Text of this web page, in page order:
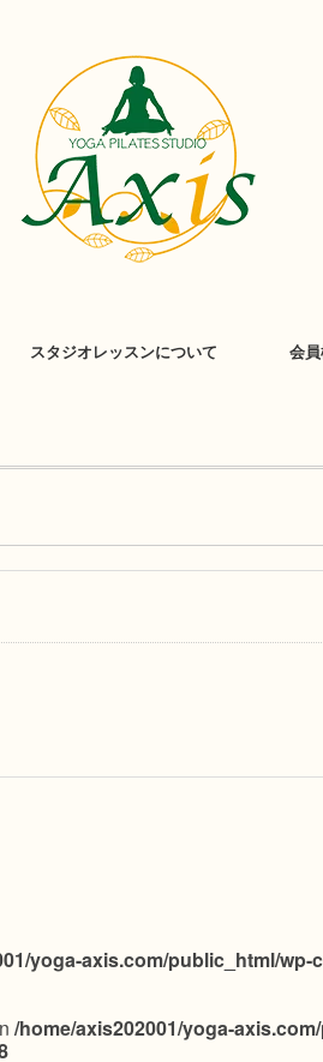
スタジオレッスンについて 会
yoga-axis.com/public_html/
/home/axis202001/yoga-